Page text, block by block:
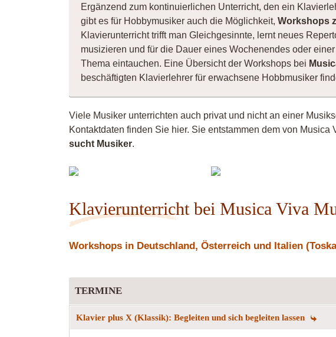
Ergänzend zum kontinuierlichen Unterricht, den ein
gibt es für Hobbymusiker auch die Möglichkeit, Workshops
Klavierunterricht trifft man Gleichgesinnte, lernt neues
musizieren und für die Dauer eines Wochenendes oder
Thema eintauchen. Eine Übersicht der Workshops bei
beschäftigten Klavierlehrer für erwachsene Hobbmusiker
Viele Musiker unterrichten auch privat und nicht an einer
Kontaktdaten finden Sie hier. Sie entstammen dem von
sucht Musiker.
Klavierunterricht bei Musica Viva
Workshops in Deutschland, Österreich und Italien
TERMINE
Klavier plus X (Klassik): Begleiten und sich begleiten lassen